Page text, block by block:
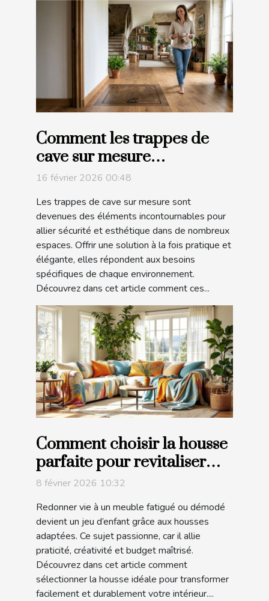
Comment les trappes de
cave sur mesure
améliorent-elles la sécurité
et l’esthétique ?
16 février 2026 00:48
Les trappes de cave sur mesure sont
devenues des éléments incontournables pour
allier sécurité et esthétique dans de nombreux
espaces. Offrir une solution à la fois pratique et
élégante, elles répondent aux besoins
spécifiques de chaque environnement.
Découvrez dans cet article comment ces...
Comment choisir la housse
parfaite pour revitaliser
votre mobilier ?
8 février 2026 10:32
Redonner vie à un meuble fatigué ou démodé
devient un jeu d’enfant grâce aux housses
adaptées. Ce sujet passionne, car il allie
praticité, créativité et budget maîtrisé.
Découvrez dans cet article comment
sélectionner la housse idéale pour transformer
facilement et durablement votre intérieur....